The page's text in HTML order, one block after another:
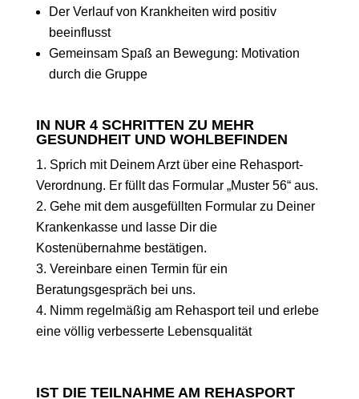
Der Verlauf von Krankheiten wird positiv
beeinflusst
Gemeinsam Spaß an Bewegung: Motivation
durch die Gruppe
IN NUR 4 SCHRITTEN ZU MEHR
GESUNDHEIT UND WOHLBEFINDEN
Sprich mit Deinem Arzt über eine Rehasport-
Verordnung. Er füllt das Formular „Muster 56“ aus.
Gehe mit dem ausgefüllten Formular zu Deiner
Krankenkasse und lasse Dir die
Kostenübernahme bestätigen.
Vereinbare einen Termin für ein
Beratungsgespräch bei uns.
Nimm regelmäßig am Rehasport teil und erlebe
eine völlig verbesserte Lebensqualität
IST DIE TEILNAHME AM REHASPORT